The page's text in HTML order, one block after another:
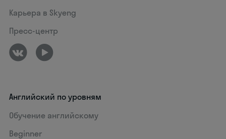
Карьера в Skyeng
Пресс-центр
Английский по уровням
Обучение английскому
Beginner